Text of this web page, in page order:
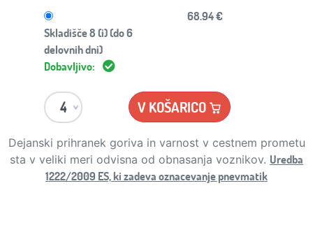
Skladišče 8 (i) (do 6
delovnih dni)
68.94 €
Dobavljivo:
V KOŠARICO
Dejanski prihranek goriva in varnost v cestnem prometu
sta v veliki meri odvisna od obnasanja voznikov. Uredba
1222/2009 ES, ki zadeva oznacevanje pnevmatik